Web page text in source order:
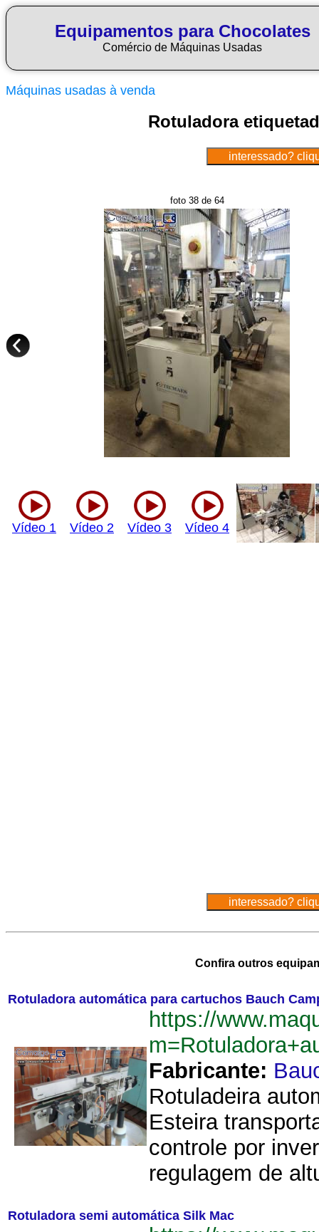
Equipamentos para Chocolates
Comércio de Máquinas Usadas
Máquinas usadas à venda
Rotuladora
foto 38 de 64
Vídeo 1 Vídeo 2 Vídeo 3 Vídeo 4
Confira outros
Rotuladora automática para cartuchos Bauch
https://
Fabricante:
Rotuladeira
Esteira
controle por
regulagem de
Rotuladora semi automática Silk Mac